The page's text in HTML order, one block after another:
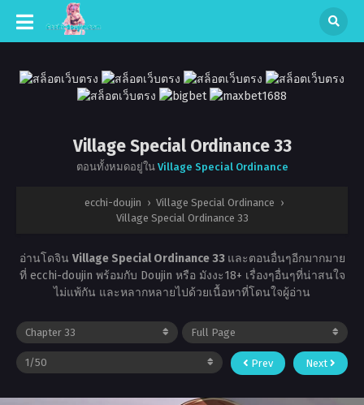
Village Special Ordinance 33
ตอนทั้งหมดอยู่ใน Village Special Ordinance
ecchi-doujin › Village Special Ordinance ›
Village Special Ordinance 33
อ่านโดจิน Village Special Ordinance 33 และตอนอื่นๆอีกมากมาย
ที่ ecchi-doujin พร้อมกับ Doujin หรือ มังงะ18+ เรื่องๆอื่นๆที่น่าสนใจ
ไม่แพ้กัน และหลากหลายไปด้วยเนื้อหาที่โดนใจผู้อ่าน
Prev Next